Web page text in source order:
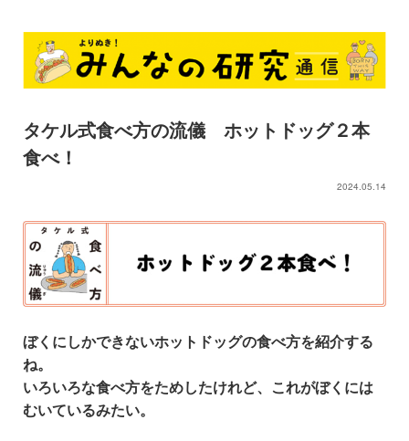
タケル式食べ方の流儀 ホットドッグ２本
食べ！
2024.05.14
ぼくにしかできないホットドッグの食べ方を紹介する
ね。
いろいろな食べ方をためしたけれど、 これがぼくには
むいているみたい。